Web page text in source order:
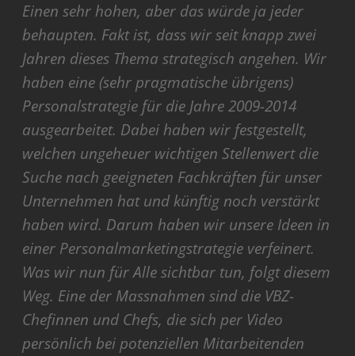
Einen sehr hohen, aber das würde ja jeder
behaupten. Fakt ist, dass wir seit knapp zwei
Jahren dieses Thema strategisch angehen. Wir
haben eine (sehr pragmatische übrigens)
Personalstrategie für die Jahre 2009-2014
ausgearbeitet. Dabei haben wir festgestellt,
welchen ungeheuer wichtigen Stellenwert die
Suche nach geeigneten Fachkräften für unser
Unternehmen hat und künftig noch verstärkt
haben wird. Darum haben wir unsere Ideen in
einer Personalmarketingstrategie verfeinert.
Was wir nun für Alle sichtbar tun, folgt diesem
Weg. Eine der Massnahmen sind die VBZ-
Chefinnen und Chefs, die sich per Video
persönlich bei potenziellen Mitarbeitenden